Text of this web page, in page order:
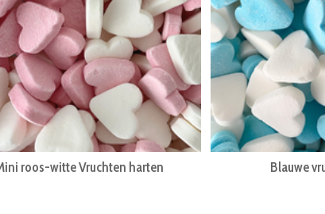
roos-witte Vruchten harten Blauwe